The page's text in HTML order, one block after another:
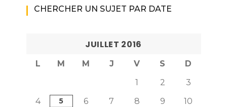
CHERCHER UN SUJET PAR DATE
JUILLET 2016
L M M J V S
D
1
2
3
4
5 6 7 8 9 10